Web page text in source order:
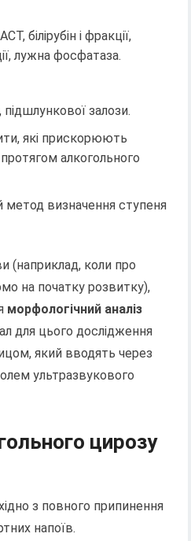
білірубін і фракції,
лужна фосфатаза.
залози.
які прискорюють
алкогольного
метод визначення ступеня
(наприклад, коли про
на початку розвитку),
морфологічний аналіз
для цього дослідження
який вводять через
ультразвукового
цирозу
з повного припинення
напоїв.